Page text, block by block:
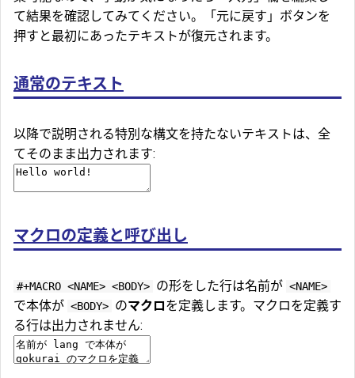
て結果を確認してみてください。「元に戻す」ボタンを
押すと最初にあったテキストが復元されます。
通常のテキスト
以降で説明される特別な構文を持たないテキストは、全
てそのまま出力されます:
マクロの定義と呼び出し
#+MACRO <NAME> <BODY> の形をした行は名前が <NAME>
で本体が <BODY> のマクロを定義します。マクロを定義す
る行は出力されません: